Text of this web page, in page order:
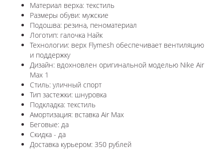
Материал верха: текстиль
Размеры обуви: мужские
Подошва: резина, пеноматериал
Логотип: галочка Найк
Технологии: верх Flymesh обеспечивает вентиляцию
и поддержку
Дизайн: вдохновлен оригинальной моделью Nike Air
Max 1
Стиль: уличный спорт
Тип застежки: шнуровка
Подкладка: текстиль
Амортизация: вставка Air Max
Беговые: да
Скидка - да
Доставка курьером: 350 рублей